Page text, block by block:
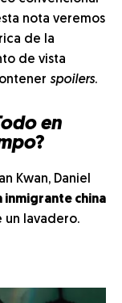
nota veremos
de la
de vista
spoilers.
en
?
Kwan, Daniel
inmigrante china
un lavadero.